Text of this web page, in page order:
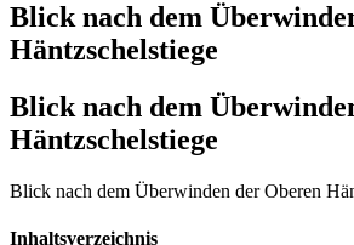
Blick nach dem
Häntzschelstiege
Blick nach dem
Häntzschelstiege
Blick nach dem Überwinden der Oberen
Inhaltsverzeichnis